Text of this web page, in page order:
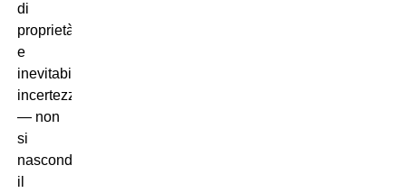
di
proprietà
e
inevitabili
incertezze
— non
si
nasconde:
il